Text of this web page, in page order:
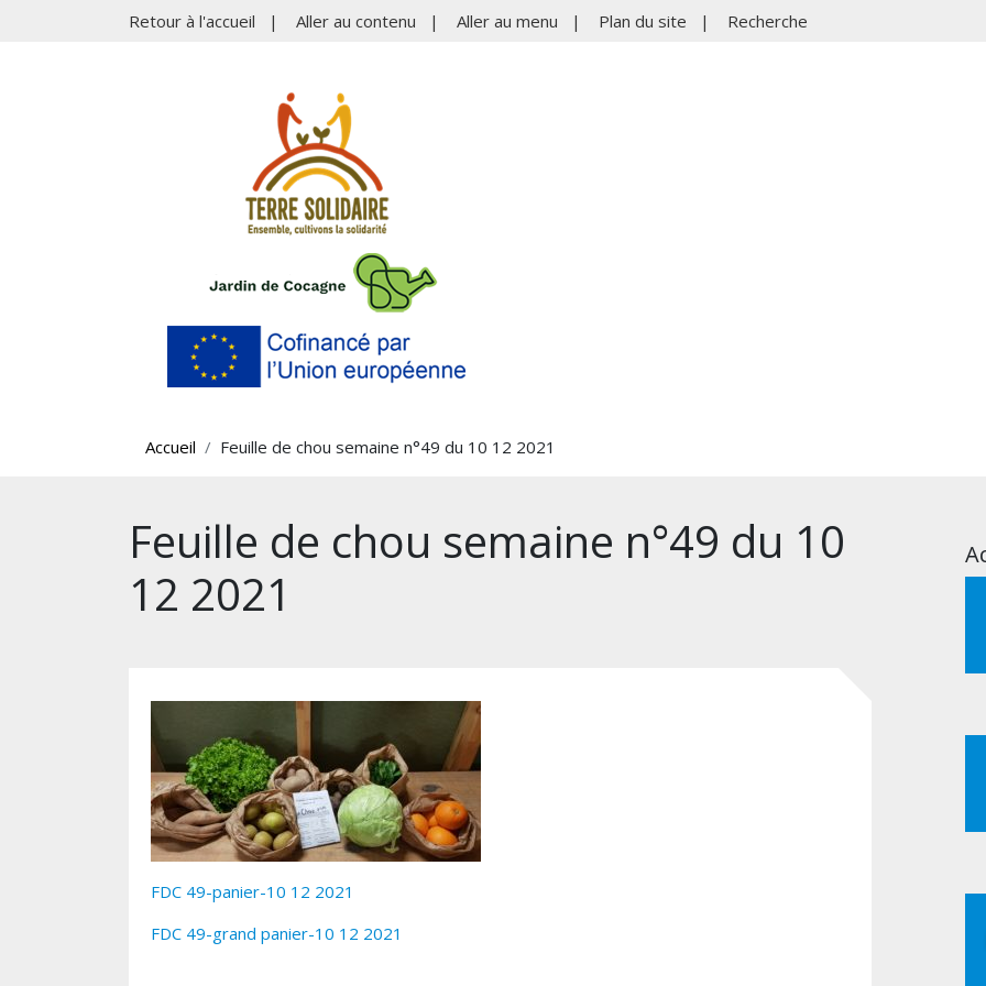
Retour à l'accueil | Aller au contenu | Aller au menu | Plan du site | Recherche
Accueil Feuille de chou semaine n°49 du 10 12 2021
Feuille de chou semaine n°49 du 10
12 2021
FDC 49-panier-10 12 2021
FDC 49-grand panier-10 12 2021